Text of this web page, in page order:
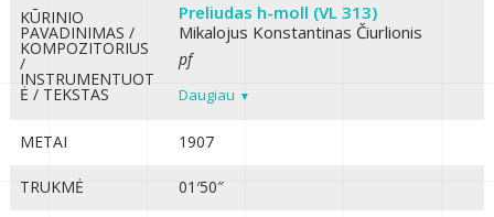
KŪRINIO
PAVADINIMAS /
KOMPOZITORIUS
/
INSTRUMENTUOT
Ė / TEKSTAS
Preliudas h-moll (VL 313)
Mikalojus Konstantinas Čiurlionis
pf
Daugiau
METAI 1907
TRUKMĖ 01′50″